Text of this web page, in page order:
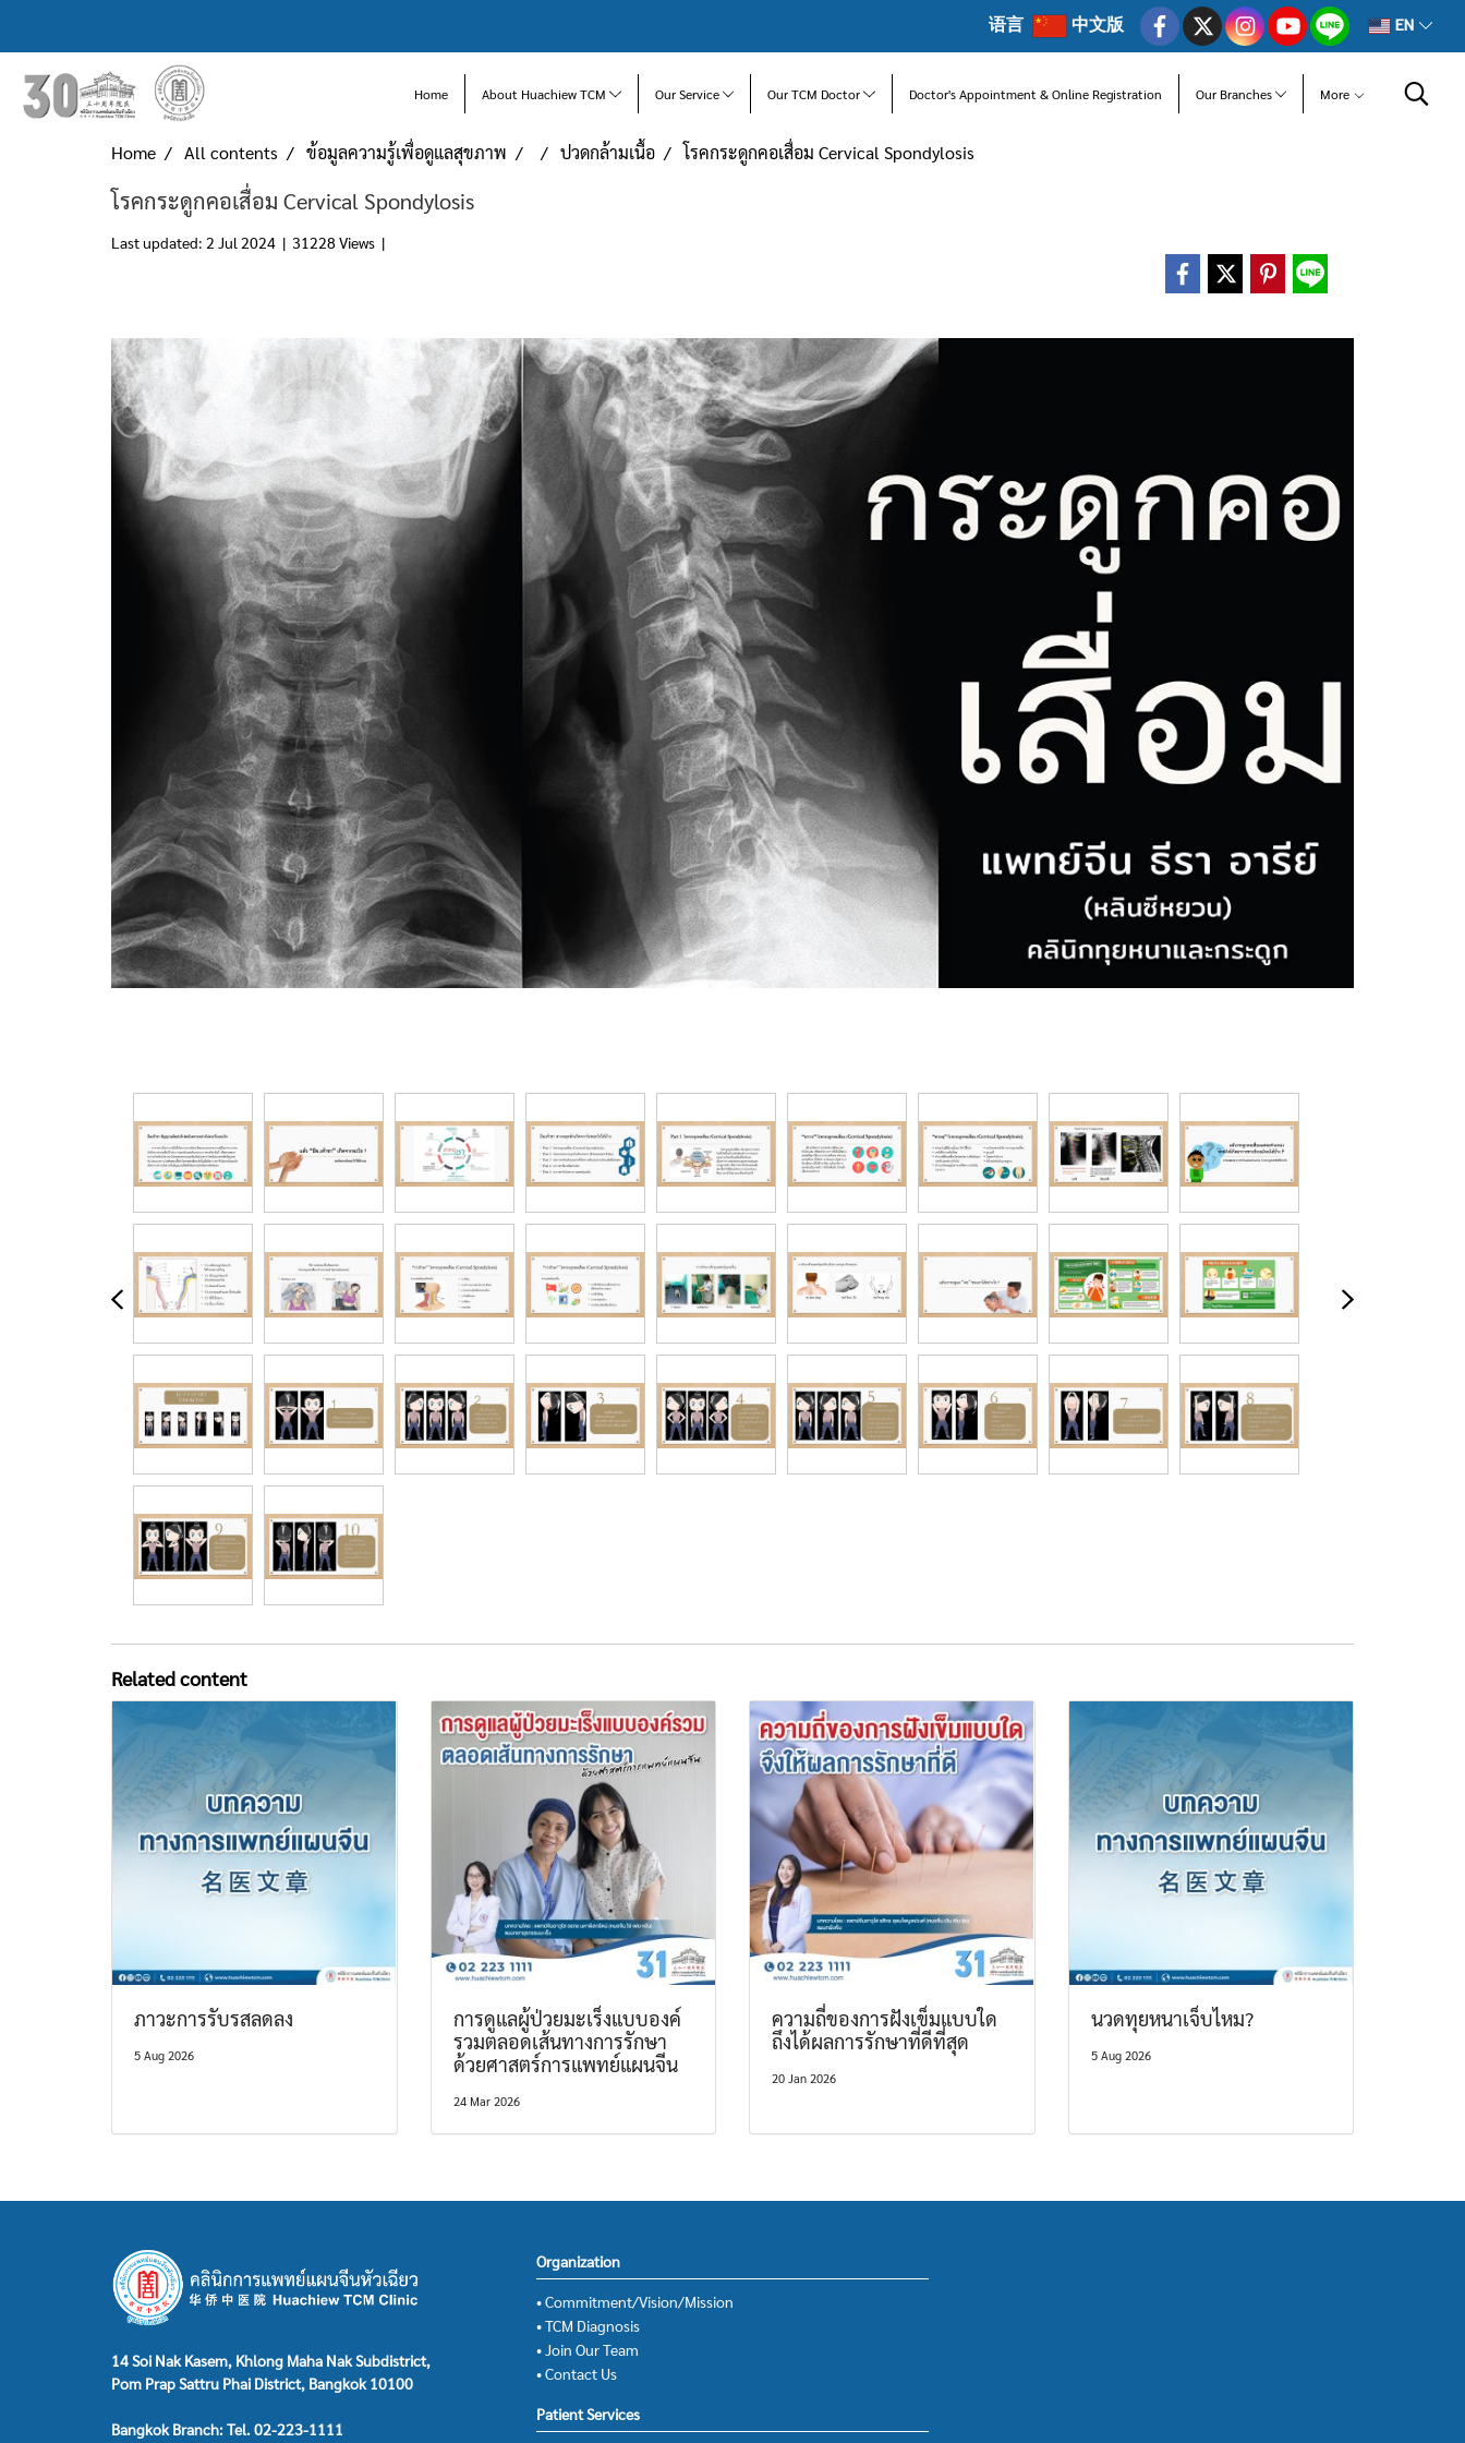
语言 中文版 EN
Home About Huachiew TCM Our Service Our TCM Doctor Doctor's Appointment & Online Registration Our Branches More
Home All contents ข้อมูลความรู้เพื่อดูแลสุขภาพ ปวดกล้ามเนื้อ โรคกระดูกคอเสื่อม Cervical Spondylosis
โรคกระดูกคอเสื่อม Cervical Spondylosis
Last updated: 2 Jul 2024 | 31228 Views |
Related content
ภาวะการรับรสลดลง
5 Aug 2026
การดูแลผู้ป่วยมะเร็งแบบองค์
รวมตลอดเส้นทางการรักษา
ด้วยศาสตร์การแพทย์แผนจีน
24 Mar 2026
ความถี่ของการฝังเข็มแบบใด
ถึงได้ผลการรักษาที่ดีที่สุด
20 Jan 2026
นวดทุยหนาเจ็บไหม?
5 Aug 2026
14 Soi Nak Kasem, Khlong Maha Nak Subdistrict,
Pom Prap Sattru Phai District, Bangkok 10100
Bangkok Branch: Tel. 02-223-1111
Organization
• Commitment/Vision/Mission
• TCM Diagnosis
• Join Our Team
• Contact Us
Patient Services